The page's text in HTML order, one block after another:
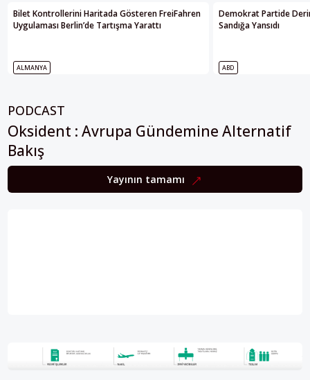
Bilet Kontrollerini Haritada Gösteren FreiFahren
Uygulaması Berlin’de Tartışma Yarattı
ALMANYA
Demokrat Partide
Sandığa Yansıdı
ABD
PODCAST
Oksident : Avrupa Gündemine Alternatif
Bakış
Yayının tamamı